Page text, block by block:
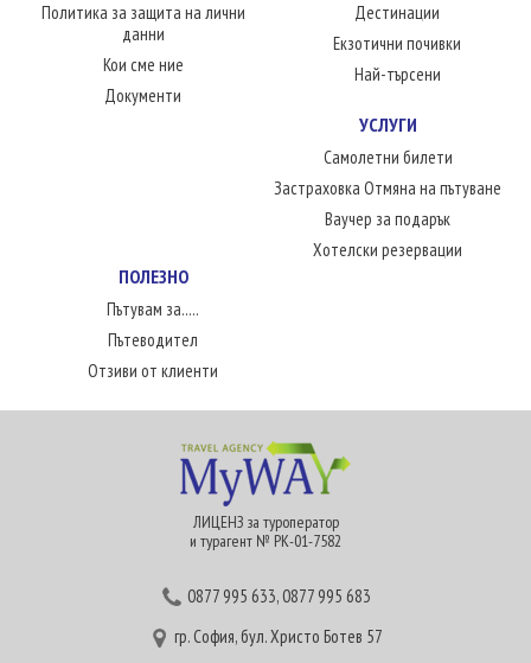
Политика за защита на лични
данни
Кои сме ние
Документи
Дестинации
Екзотични почивки
Най-търсени
УСЛУГИ
Самолетни билети
Застраховка Отмяна на пътуване
Ваучер за подарък
Хотелски резервации
ПОЛЕЗНО
Пътувам за.....
Пътеводител
Отзиви от клиенти
ЛИЦЕНЗ за туроператор
и турагент № РК-01-7582
0877 995 633,0877 995 683
гр. София, бул. Христо Ботев 57